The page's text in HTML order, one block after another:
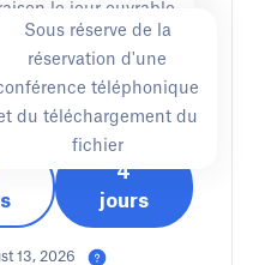
le jour ouvrable
4
jours
13, 2026
Sous réserve de la
réservation d'une
téléphonique
du téléchargement du
fichier